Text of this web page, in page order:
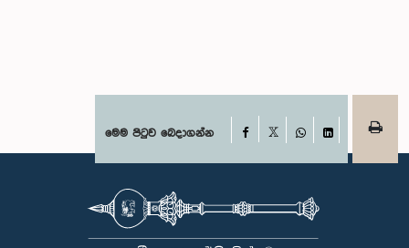
මෙම පිටුව බෙදාගන්න Facebook
WhatsAppLinkedIn